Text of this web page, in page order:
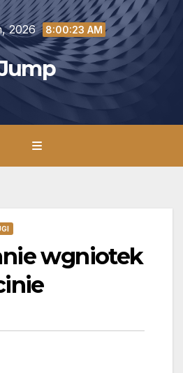
2026 8:00:24 AM
wgniotek